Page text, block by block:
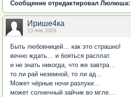
Сообщение отредактировал Люлюша:
Ирише4ка
13 янв 2009
Быть любовницей… как это страшно!
вечно ждать… и бояться расплат.
и не знать никогда, что же завтра…
то ли рай неземной, то ли ад…
Может чёрные ночи разлуки…
может солнечный зайчик во мгле…